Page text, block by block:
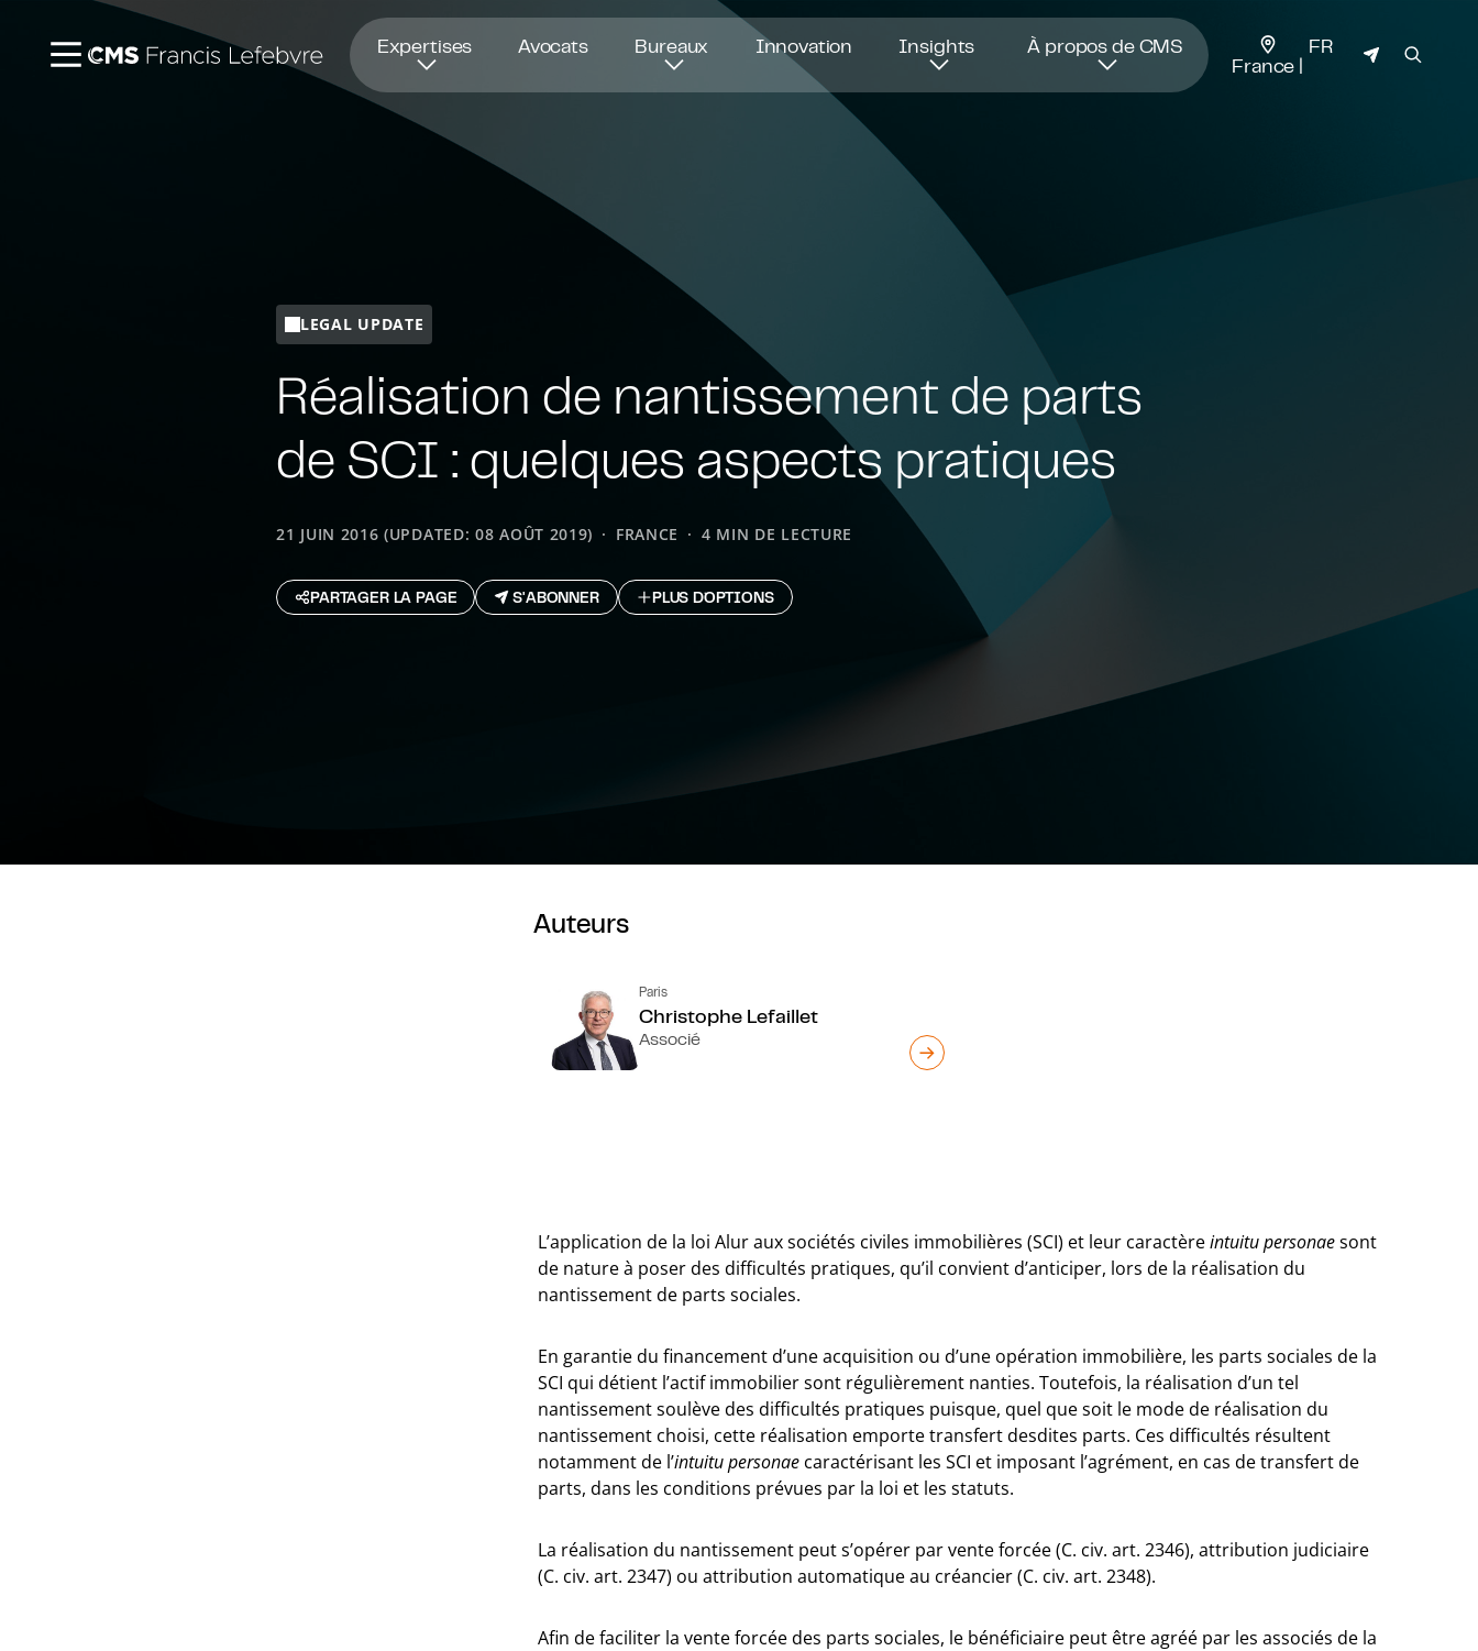
Expertises Avocats Bureaux Innovation Insights À propos de CMS
JURIDICTION
France
FR
LEGAL UPDATE
Réalisation de nantissement de parts
de SCI : quelques aspects pratiques
21 JUIN 2016 (UPDATED: 08 AOÛT 2019) FRANCE 4 MIN DE LECTURE
PARTAGER LA PAGE S'ABONNER PLUS D`OPTIONS
Auteurs
Paris
Christophe Lefaillet
Associé
L’application de la loi Alur aux sociétés civiles immobilières (SCI) et leur caractèreintuitu personaesont
de nature à poser des difficultés pratiques, qu’il convient d’anticiper, lors de la réalisation du
nantissement de parts sociales.
En garantie du financement d’une acquisition ou d’une opération immobilière, les parts sociales de la
SCI qui détient l’actif immobilier sont régulièrement nanties. Toutefois, la réalisation d’un tel
nantissement soulève des difficultés pratiques puisque, quel que soit le mode de réalisation du
nantissement choisi, cette réalisation emporte transfert desdites parts. Ces difficultés résultent
notamment de l’intuitu personae caractérisant les SCI et imposant l’agrément, en cas de transfert de
parts, dans les conditions prévues par la loi et les statuts.
La réalisation du nantissement peut s’opérer par vente forcée (C. civ. art. 2346), attribution judiciaire
(C. civ. art. 2347) ou attribution automatique au créancier (C. civ. art. 2348).
Afin de faciliter la vente forcée des parts sociales, le bénéficiaire peut être agréé par les associés de la
Ouvre dans une nouvelle fenêtre